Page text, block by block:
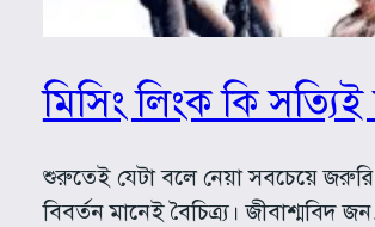
মিসিং লিংক কি সত্যিই
শুরুতেই যেটা বলে নেয়া সবচেয়ে জরুরি
বিবর্তন মানেই বৈচিত্র্য। জীবাশ্মবিদ